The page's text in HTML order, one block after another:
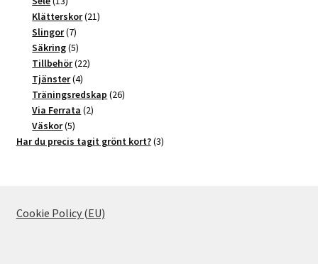
produkter
Klätterskor 2121
Slingor 77
produkter
Säkring 55
produkter
Tillbehör 2222
Tjänster 44
produkter
Träningsredskap 2626
Via Ferrata 22
Väskor 55
produkter
Har du precis tagit grönt kort? 33
Cookie Policy (EU)